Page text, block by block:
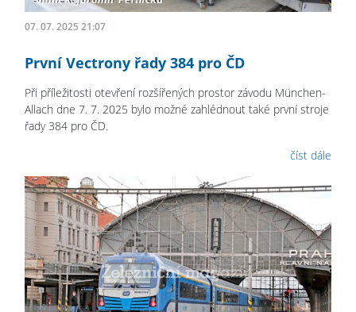
07. 07. 2025 21:07
První Vectrony řady 384 pro ČD
Při příležitosti otevření rozšířených prostor závodu München-
Allach dne 7. 7. 2025 bylo možné zahlédnout také první stroje
řady 384 pro ČD.
číst dále